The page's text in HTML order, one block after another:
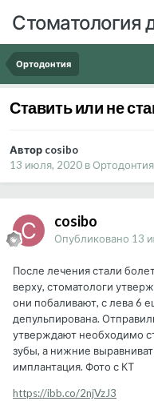
Стоматология
Ортодонтия
Ставить или не
Автор cosibo
13 июля, 2020 в Ортодонтия
cosibo
Опубликовано 13
После лечения стали
верху, стоматологи
они побаливают, с лева 6
депульпирована.
утверждают необходимо
зубы, а нижние
имплантация. Фото с КТ
https://ibb.co/2njVzJ3